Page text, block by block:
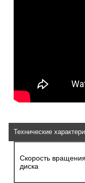
Технические
Скорость
диска